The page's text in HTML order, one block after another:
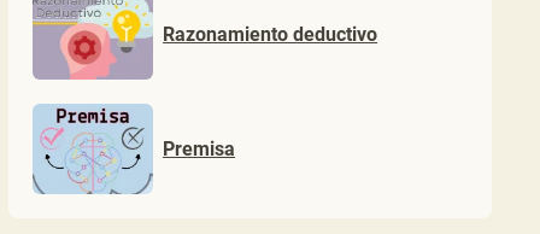
Razonamiento deductivo
Premisa